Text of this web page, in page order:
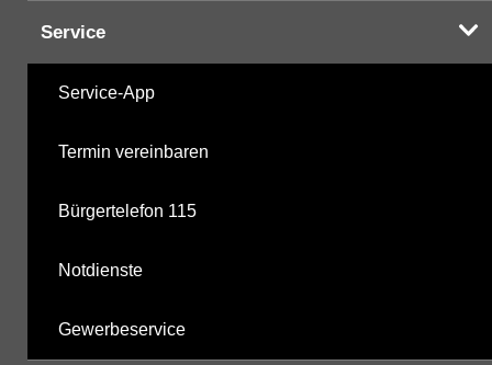
Service
Service-App
Termin vereinbaren
Bürgertelefon 115
Notdienste
Gewerbeservice